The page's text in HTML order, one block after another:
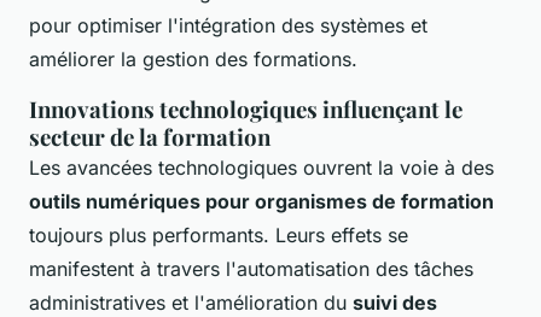
pour optimiser l'intégration des systèmes et
améliorer la gestion des formations.
Innovations technologiques influençant le
secteur de la formation
Les avancées technologiques ouvrent la voie à des
outils numériques pour organismes de formation
toujours plus performants. Leurs effets se
manifestent à travers l'automatisation des tâches
administratives et l'amélioration du suivi des